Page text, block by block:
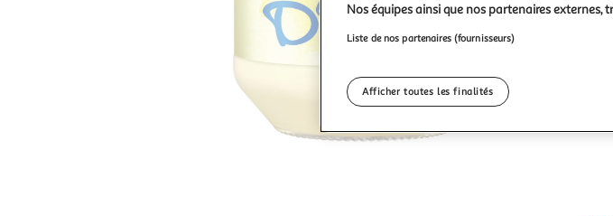
Nos équipes ainsi que nos partenaires
Liste de nos partenaires (fournisseurs)
Afficher toutes les finalités